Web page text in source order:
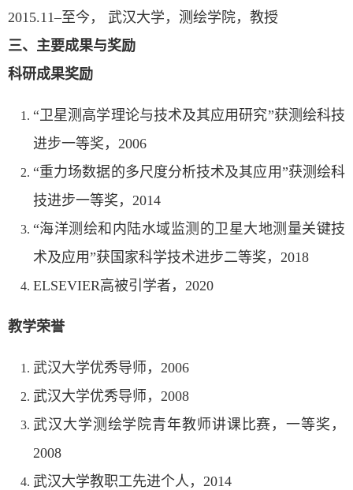
2015.11–至今， 武汉大学，测绘学院，教授
三、主要成果与奖励
科研成果奖励
“卫星测高学理论与技术及其应用研究”获测绘科技
进步一等奖，2006
“重力场数据的多尺度分析技术及其应用”获测绘科
技进步一等奖，2014
“海洋测绘和内陆水域监测的卫星大地测量关键技
术及应用”获国家科学技术进步二等奖，2018
ELSEVIER高被引学者，2020
教学荣誉
武汉大学优秀导师，2006
武汉大学优秀导师，2008
武汉大学测绘学院青年教师讲课比赛，一等奖，
2008
武汉大学教职工先进个人，2014